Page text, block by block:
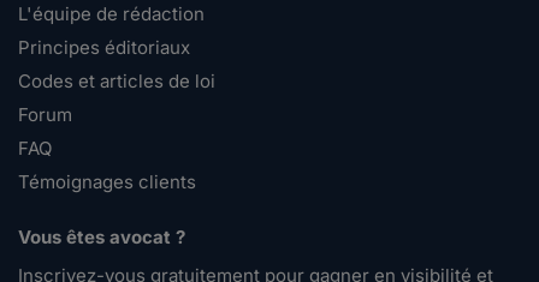
L'équipe de rédaction
Principes éditoriaux
Codes et articles de loi
Forum
FAQ
Témoignages clients
Vous êtes avocat ?
Inscrivez-vous gratuitement pour gagner en visibilité et